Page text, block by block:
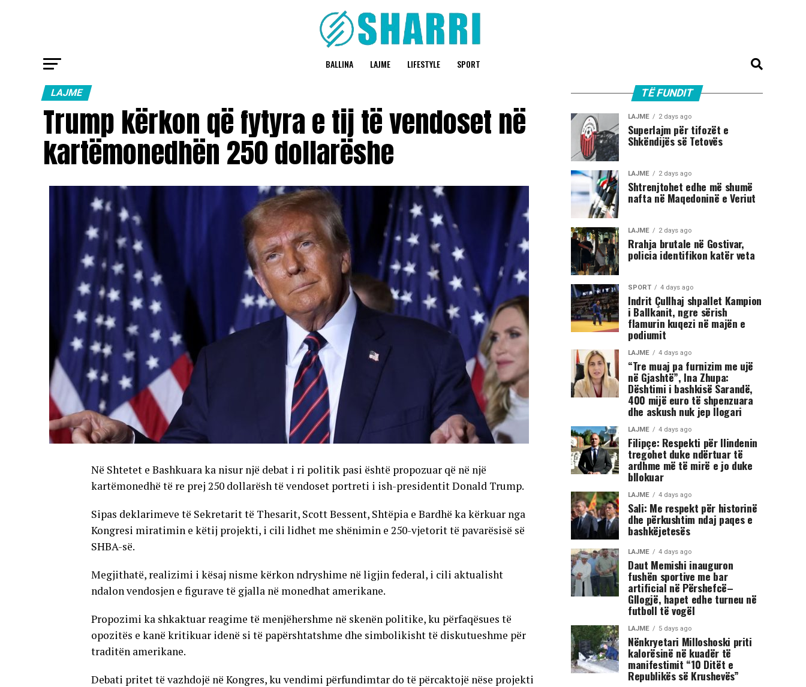
BALLINA LAJME LIFESTYLE SPORT
LAJME
Trump kërkon që fytyra e tij të vendoset në
kartëmonedhën 250 dollarëshe
Në Shtetet e Bashkuara ka nisur një debat i ri politik pasi është propozuar që në një
kartëmonedhë të re prej 250 dollarësh të vendoset portreti i ish-presidentit Donald Trump.
Sipas deklarimeve të Sekretarit të Thesarit, Scott Bessent, Shtëpia e Bardhë ka kërkuar nga
Kongresi miratimin e këtij projekti, i cili lidhet me shënimin e 250-vjetorit të pavarësisë së
SHBA-së.
Megjithatë, realizimi i kësaj nisme kërkon ndryshime në ligjin federal, i cili aktualisht
ndalon vendosjen e figurave të gjalla në monedhat amerikane.
Propozimi ka shkaktuar reagime të menjëhershme në skenën politike, ku përfaqësues të
opozitës e kanë kritikuar idenë si të papërshtatshme dhe simbolikisht të diskutueshme për
traditën amerikane.
Debati pritet të vazhdojë në Kongres, ku vendimi përfundimtar do të përcaktojë nëse projekti
TË FUNDIT
LAJME 2 days ago
Superlajm për tifozët e
Shkëndijës së Tetovës
LAJME 2 days ago
Shtrenjtohet edhe më shumë
nafta në Maqedoninë e Veriut
LAJME 2 days ago
Rrahja brutale në Gostivar,
policia identifikon katër veta
SPORT 4 days ago
Indrit Çullhaj shpallet Kampion
i Ballkanit, ngre sërish
flamurin kuqezi në majën e
podiumit
LAJME 4 days ago
“Tre muaj pa furnizim me ujë
në Gjashtë”, Ina Zhupa:
Dështimi i bashkisë Sarandë,
400 mijë euro të shpenzuara
dhe askush nuk jep llogari
LAJME 4 days ago
Filipçe: Respekti për Ilindenin
tregohet duke ndërtuar të
ardhme më të mirë e jo duke
bllokuar
LAJME 4 days ago
Sali: Me respekt për historinë
dhe përkushtim ndaj paqes e
bashkëjetesës
LAJME 4 days ago
Daut Memishi inauguron
fushën sportive me bar
artificial në Përshefcë–
Gllogjë, hapet edhe turneu në
futboll të vogël
LAJME 5 days ago
Nënkryetari Milloshoski priti
kalorësinë në kuadër të
manifestimit “10 Ditët e
Republikës së Krushevës”